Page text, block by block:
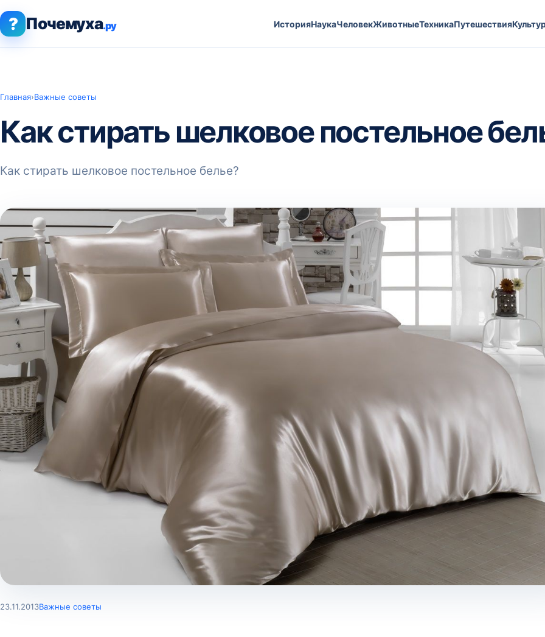
? Почемуха.ру ИсторияНаукаЧеловекЖивотныеТехникаПутешествия
Главная›Важные советы
Как стирать шелковое постельное
Как стирать шелковое постельное белье?
23.11.2013Важные советы